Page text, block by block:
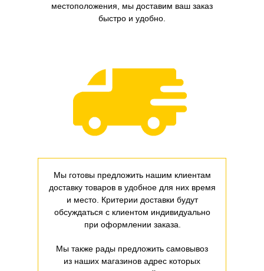
Мы готовы предложить нашим клиентам
доставку товаров в удобное для них время
и место. Критерии доставки будут
обсуждаться с клиентом индивидуально
при оформлении заказа.
Мы также рады предложить самовывоз
из наших магазинов адрес которых
местоположения, мы доставим ваш заказ
быстро и удобно.